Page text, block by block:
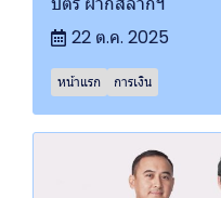
22 ต.ค. 2025
หน้าแรก การเงิน